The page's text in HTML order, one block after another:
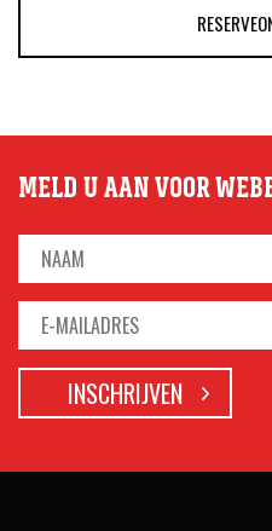
MELD U AAN VOOR